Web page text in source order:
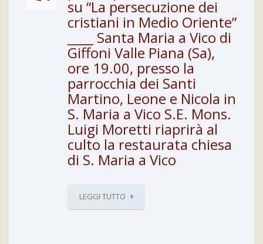
su “La persecuzione dei
cristiani in Medio Oriente”
____ Santa Maria a Vico di
Giffoni Valle Piana (Sa),
ore 19.00, presso la
parrocchia dei Santi
Martino, Leone e Nicola in
S. Maria a Vico S.E. Mons.
Luigi Moretti riaprirà al
culto la restaurata chiesa
di S. Maria a Vico
LEGGI TUTTO